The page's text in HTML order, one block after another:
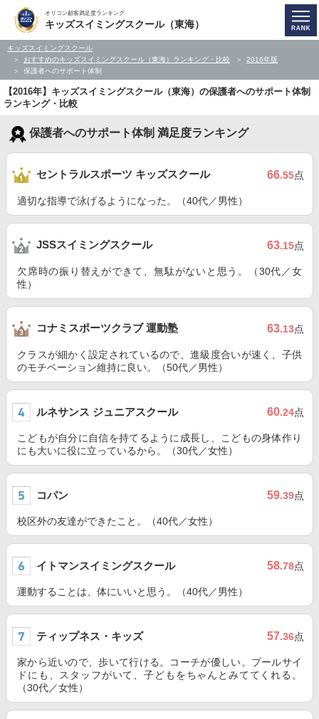
オリコン顧客満足度ランキング
キッズスイミングスクール（東海）
キッズスイミングスクール
おすすめのキッズスイミングスクール（東海）ランキング・比較
2016年版
保護者へのサポート体制
【2016年】キッズスイミングスクール（東海）の保護者へのサポート体制
ランキング・比較
保護者へのサポート体制 満足度ランキング
セントラルスポーツ キッズスクール 66.55点
適切な指導で泳げるようになった。（40代／男性）
JSSスイミングスクール 63.15点
欠席時の振り替えができて、無駄がないと思う。（30代／女
性）
コナミスポーツクラブ 運動塾 63.13点
クラスが細かく設定されているので、進級度合いが速く、子供
のモチベーション維持に良い。（50代／男性）
ルネサンス ジュニアスクール 60.24点
こどもが自分に自信を持てるように成長し、こどもの身体作り
にも大いに役に立っているから。（30代／女性）
コパン 59.39点
校区外の友達ができたこと。（40代／女性）
イトマンスイミングスクール 58.78点
運動することは、体にいいと思う。（40代／男性）
ティップネス・キッズ 57.36点
家から近いので、歩いて行ける。コーチが優しい。プールサイ
ドにも、スタッフがいて、子どもをちゃんとみててくれる。
（30代／女性）